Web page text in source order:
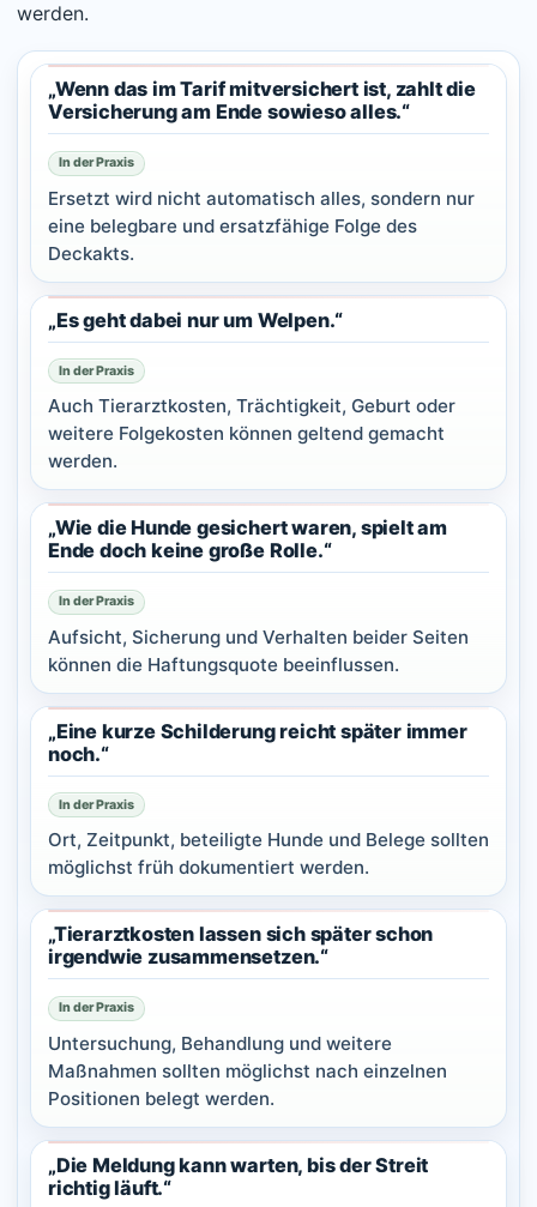
werden.
„Wenn das im Tarif mitversichert ist, zahlt die
Versicherung am Ende sowieso alles.“
In der Praxis
Ersetzt wird nicht automatisch alles, sondern nur
eine belegbare und ersatzfähige Folge des
Deckakts.
„Es geht dabei nur um Welpen.“
In der Praxis
Auch Tierarztkosten, Trächtigkeit, Geburt oder
weitere Folgekosten können geltend gemacht
werden.
„Wie die Hunde gesichert waren, spielt am
Ende doch keine große Rolle.“
In der Praxis
Aufsicht, Sicherung und Verhalten beider Seiten
können die Haftungsquote beeinflussen.
„Eine kurze Schilderung reicht später immer
noch.“
In der Praxis
Ort, Zeitpunkt, beteiligte Hunde und Belege sollten
möglichst früh dokumentiert werden.
„Tierarztkosten lassen sich später schon
irgendwie zusammensetzen.“
In der Praxis
Untersuchung, Behandlung und weitere
Maßnahmen sollten möglichst nach einzelnen
Positionen belegt werden.
„Die Meldung kann warten, bis der Streit
richtig läuft.“